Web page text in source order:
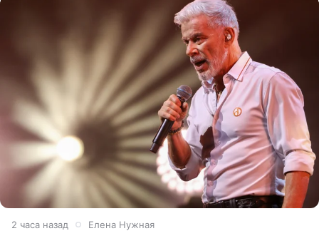
2 часа назад Елена Нужная